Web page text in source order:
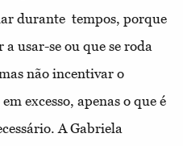
durante tempos, porque
usar-se ou que se roda
não incentivar o
excesso, apenas o que é
A Gabriela